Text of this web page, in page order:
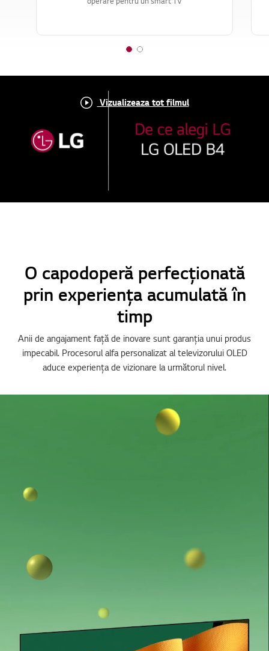
1 2
Vizualizeaza tot filmul
O capodoperă perfecționată
prin experiența acumulată în
timp
Anii de angajament față de inovare sunt garanția unui produs
impecabil. Procesorul alfa personalizat al televizorului OLED
aduce experiența de vizionare la următorul nivel.